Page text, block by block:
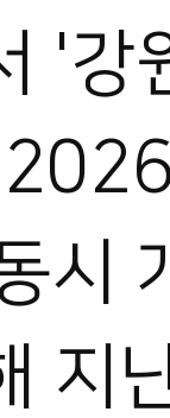
'강
시
지